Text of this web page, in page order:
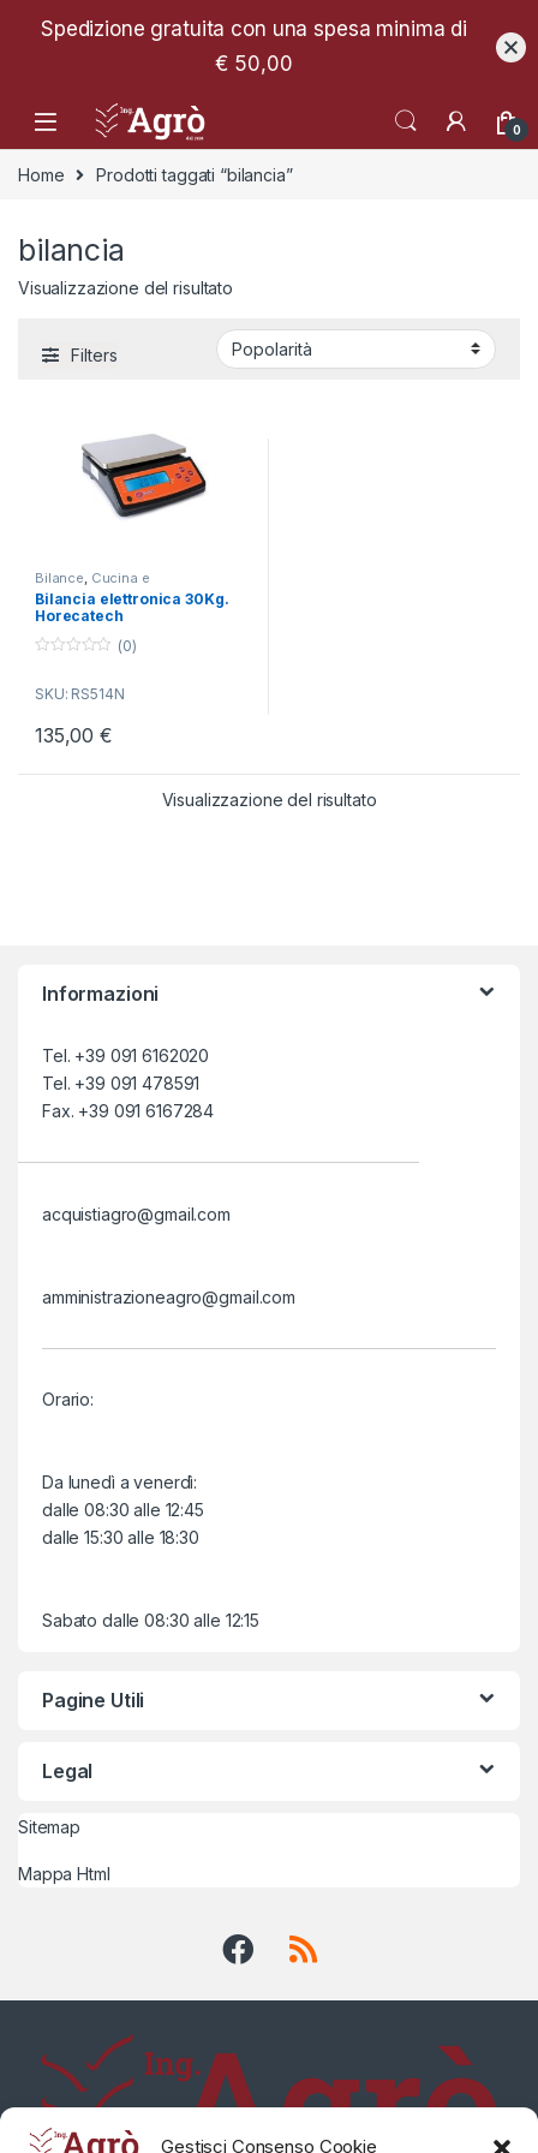
Gestisci Consenso Cookie
0
Home Prodotti taggati “bilancia”
bilancia
Visualizzazione del risultato
Filters
Bilance Cucina e
Trasformazione degli Alimenti
Bilancia elettronica 30Kg.
Horecatech
u
(0)
SKU: RS514N
135,00€
Visualizzazione del risultato
Informazioni
Tel. +39 091 6162020
Tel. +39 091 478591
Fax. +39 091 6167284
acquistiagro@gmail.com
amministrazioneagro@gmail.com
Orario:
Da lunedì a venerdì:
dalle 08:30 alle 12:45
dalle 15:30 alle 18:30
Sabato dalle 08:30 alle 12:15
Pagine Utili
Legal
Sitemap
Mappa Html
Spedizione gratuita con una spesa minima di
€ 50,00